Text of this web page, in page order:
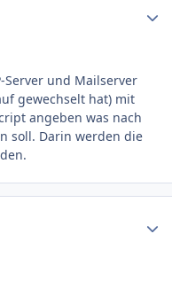
Server und Mailserver
gewechselt hat) mit
angeben was nach
soll. Darin werden die